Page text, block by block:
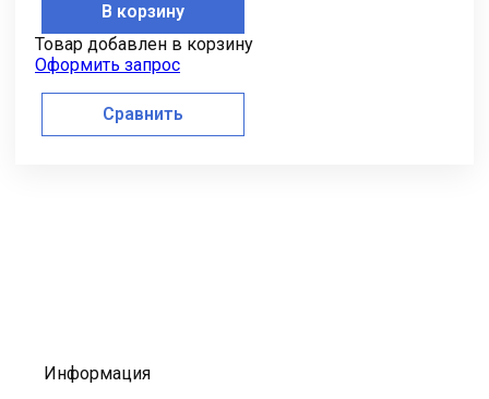
В корзину
Товар добавлен в корзину
Оформить запрос
Сравнить
Информация